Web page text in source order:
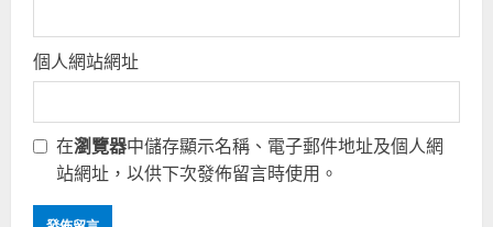
個人網站網址
在瀏覽器中儲存顯示名稱、電子郵件地址及個人網
站網址，以供下次發佈留言時使用。